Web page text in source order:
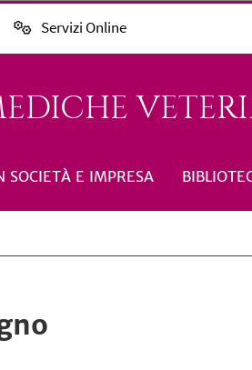
Servizi Online
SOCIETÀ E IMPRESA